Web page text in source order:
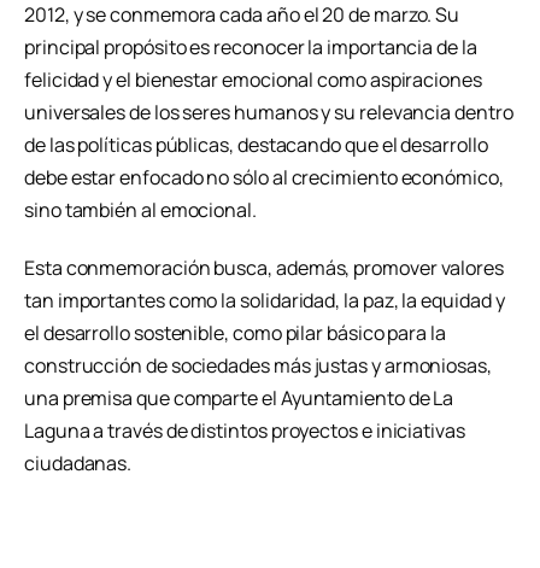
2012, y se conmemora cada año el 20 de marzo. Su
principal propósito es reconocer la importancia de la
felicidad y el bienestar emocional como aspiraciones
universales de los seres humanos y su relevancia dentro
de las políticas públicas, destacando que el desarrollo
debe estar enfocado no sólo al crecimiento económico,
sino también al emocional.
Esta conmemoración busca, además, promover valores
tan importantes como la solidaridad, la paz, la equidad y
el desarrollo sostenible, como pilar básico para la
construcción de sociedades más justas y armoniosas,
una premisa que comparte el Ayuntamiento de La
Laguna a través de distintos proyectos e iniciativas
ciudadanas.